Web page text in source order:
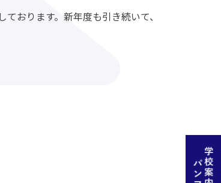
おります。新年度も引き続いて、